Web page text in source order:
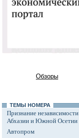
Обзоры
ТЕМЫ НОМЕРА
Признание независимости
Абхазии и Южной Осетии
Автопром